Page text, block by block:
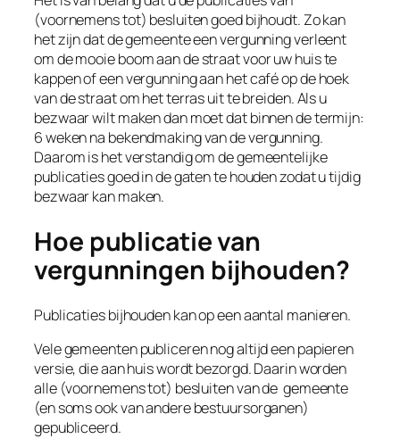
(voornemens tot) besluiten goed bijhoudt. Zo kan
het zijn dat de gemeente een vergunning verleent
om de mooie boom aan de straat voor uw huis te
kappen of een vergunning aan het café op de hoek
van de straat om het terras uit te breiden. Als u
bezwaar wilt maken dan moet dat binnen de termijn:
6 weken na bekendmaking van de vergunning.
Daarom is het verstandig om de gemeentelijke
publicaties goed in de gaten te houden zodat u tijdig
bezwaar kan maken.
Hoe publicatie van
vergunningen bijhouden?
Publicaties bijhouden kan op een aantal manieren.
Vele gemeenten publiceren nog altijd een papieren
versie, die aan huis wordt bezorgd. Daarin worden
alle (voornemens tot) besluiten van de gemeente
(en soms ook van andere bestuursorganen)
gepubliceerd.